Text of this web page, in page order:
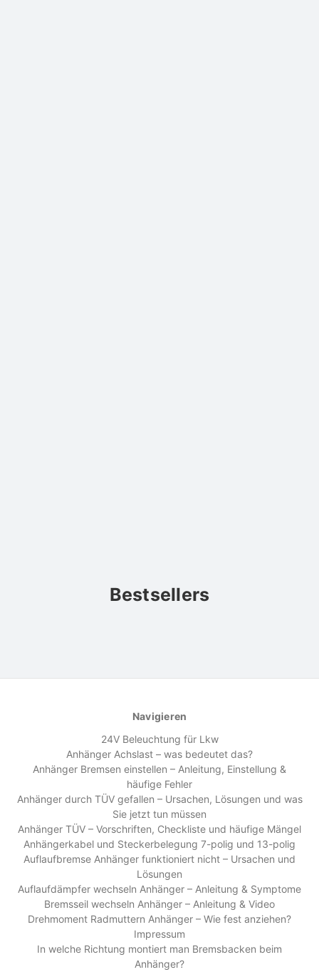
Bestsellers
Navigieren
24V Beleuchtung für Lkw
Anhänger Achslast – was bedeutet das?
Anhänger Bremsen einstellen – Anleitung, Einstellung &
häufige Fehler
Anhänger durch TÜV gefallen – Ursachen, Lösungen und was
Sie jetzt tun müssen
Anhänger TÜV – Vorschriften, Checkliste und häufige Mängel
Anhängerkabel und Steckerbelegung 7-polig und 13-polig
Auflaufbremse Anhänger funktioniert nicht – Ursachen und
Lösungen
Auflaufdämpfer wechseln Anhänger – Anleitung & Symptome
Bremsseil wechseln Anhänger – Anleitung & Video
Drehmoment Radmuttern Anhänger – Wie fest anziehen?
Impressum
In welche Richtung montiert man Bremsbacken beim
Anhänger?